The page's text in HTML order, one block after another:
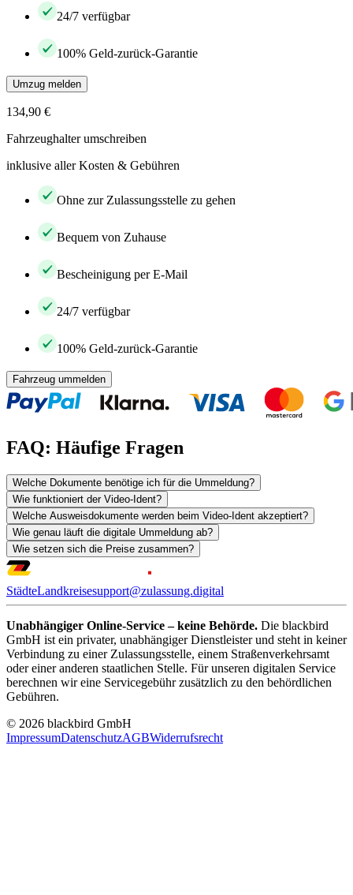
24/7 verfügbar
100% Geld-zurück-Garantie
Umzug melden
134,90 €
Fahrzeughalter umschreiben
inklusive aller Kosten & Gebühren
Ohne zur Zulassungsstelle zu gehen
Bequem von Zuhause
Bescheinigung per E-Mail
24/7 verfügbar
100% Geld-zurück-Garantie
Fahrzeug ummelden
FAQ: Häufige Fragen
Welche Dokumente benötige ich für die Ummeldung?
Wie funktioniert der Video-Ident?
Welche Ausweisdokumente werden beim Video-Ident akzeptiert?
Wie genau läuft die digitale Ummeldung ab?
Wie setzen sich die Preise zusammen?
StädteLandkreisesupport@zulassung.digital
Unabhängiger Online-Service – keine Behörde. Die blackbird
GmbH ist ein privater, unabhängiger Dienstleister und steht in keiner
Verbindung zu einer Zulassungsstelle, einem Straßenverkehrsamt
oder einer anderen staatlichen Stelle. Für unseren digitalen Service
berechnen wir eine Servicegebühr zusätzlich zu den behördlichen
Gebühren.
© 2026 blackbird GmbH
ImpressumDatenschutzAGBWiderrufsrecht